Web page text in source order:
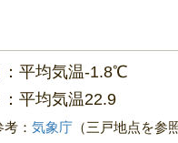
：平均気温-1.8℃
平均気温22.9
： 気象庁 （三戸地点を参